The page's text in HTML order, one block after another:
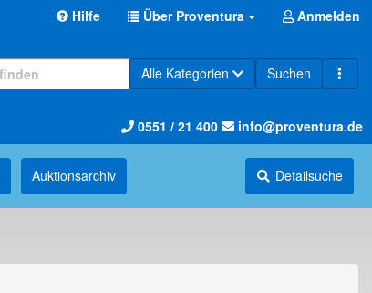
Hilfe Über Proventura Anmelden
Alle Kategorien Suchen
0551 / 21 400 info@proventura.de
Auktions­archiv Detailsuche